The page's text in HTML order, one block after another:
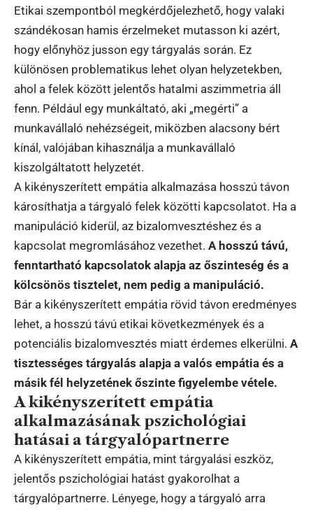
Etikai szempontból megkérdőjelezhető, hogy valaki
szándékosan hamis érzelmeket mutasson ki azért,
hogy előnyhöz jusson egy tárgyalás során. Ez
különösen problematikus lehet olyan helyzetekben,
ahol a felek között jelentős hatalmi aszimmetria áll
fenn. Például egy munkáltató, aki „megérti” a
munkavállaló nehézségeit, miközben alacsony bért
kínál, valójában kihasználja a munkavállaló
kiszolgáltatott helyzetét.
A kikényszerített empátia alkalmazása hosszú távon
károsíthatja a tárgyaló felek közötti kapcsolatot. Ha a
manipuláció kiderül, az bizalomvesztéshez és a
kapcsolat megromlásához vezethet. A hosszú távú,
fenntartható kapcsolatok alapja az őszinteség és a
kölcsönös tisztelet, nem pedig a manipuláció.
Bár a kikényszerített empátia rövid távon eredményes
lehet, a hosszú távú etikai következmények és a
potenciális bizalomvesztés miatt érdemes elkerülni. A
tisztességes tárgyalás alapja a valós empátia és a
másik fél helyzetének őszinte figyelembe vétele.
A kikényszerített empátia
alkalmazásának pszichológiai
hatásai a tárgyalópartnerre
A kikényszerített empátia, mint tárgyalási eszköz,
jelentős pszichológiai hatást gyakorolhat a
tárgyalópartnerre. Lényege, hogy a tárgyaló arra